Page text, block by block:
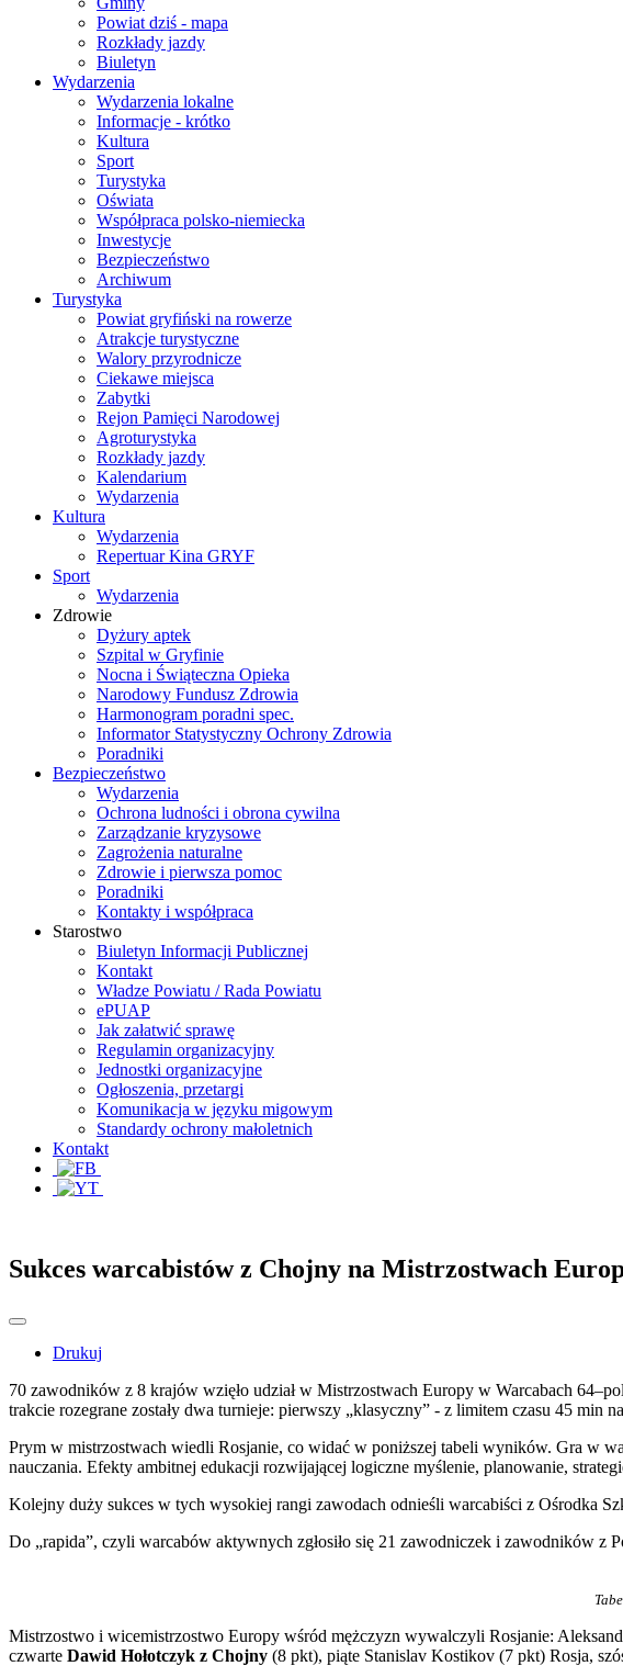
Powiat dziś - mapa
Rozkłady jazdy
Biuletyn
Wydarzenia
Wydarzenia lokalne
Informacje - krótko
Kultura
Sport
Turystyka
Oświata
Współpraca polsko-niemiecka
Inwestycje
Bezpieczeństwo
Archiwum
Turystyka
Powiat gryfiński na rowerze
Atrakcje turystyczne
Walory przyrodnicze
Ciekawe miejsca
Zabytki
Rejon Pamięci Narodowej
Agroturystyka
Rozkłady jazdy
Kalendarium
Wydarzenia
Kultura
Wydarzenia
Repertuar Kina GRYF
Sport
Wydarzenia
Zdrowie
Dyżury aptek
Szpital w Gryfinie
Nocna i Świąteczna Opieka
Narodowy Fundusz Zdrowia
Harmonogram poradni spec.
Informator Statystyczny Ochrony Zdrowia
Poradniki
Bezpieczeństwo
Wydarzenia
Ochrona ludności i obrona cywilna
Zarządzanie kryzysowe
Zagrożenia naturalne
Zdrowie i pierwsza pomoc
Poradniki
Kontakty i współpraca
Starostwo
Biuletyn Informacji Publicznej
Kontakt
Władze Powiatu / Rada Powiatu
ePUAP
Jak załatwić sprawę
Regulamin organizacyjny
Jednostki organizacyjne
Ogłoszenia, przetargi
Komunikacja w języku migowym
Standardy ochrony małoletnich
Kontakt
Sukces warcabistów z Chojny na Mistrzostwach
Drukuj
70 zawodników z 8 krajów wzięło udział w Mistrzostwach Europy w Warcabach
trakcie rozegrane zostały dwa turnieje: pierwszy „klasyczny” - z limitem czasu 45
Prym w mistrzostwach wiedli Rosjanie, co widać w poniższej tabeli wyników. Gra w
nauczania. Efekty ambitnej edukacji rozwijającej logiczne myślenie, planowanie,
Kolejny duży sukces w tych wysokiej rangi zawodach odnieśli warcabiści z Ośrodka
Do „rapida”, czyli warcabów aktywnych zgłosiło się 21 zawodniczek i zawodników
Mistrzostwo i wicemistrzostwo Europy wśród mężczyzn wywalczyli Rosjanie:
czwarte Dawid Hołotczyk z Chojny (8 pkt), piąte Stanislav Kostikov (7 pkt) Rosja,